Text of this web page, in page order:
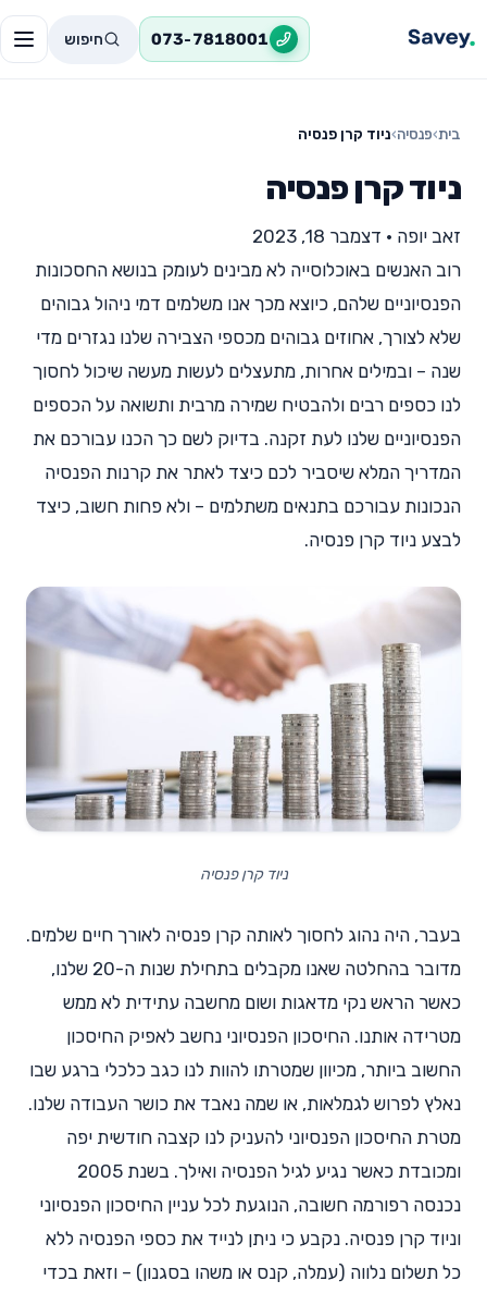
073-7818001 חיפוש
בית›פנסיה›ניוד קרן פנסיה
ניוד קרן פנסיה
זאב יופה • דצמבר 18, 2023
רוב האנשים באוכלוסייה לא מבינים לעומק בנושא החסכונות
הפנסיוניים שלהם, כיוצא מכך אנו משלמים דמי ניהול גבוהים
שלא לצורך, אחוזים גבוהים מכספי הצבירה שלנו נגזרים מדי
שנה – ובמילים אחרות, מתעצלים לעשות מעשה שיכול לחסוך
לנו כספים רבים ולהבטיח שמירה מרבית ותשואה על הכספים
הפנסיוניים שלנו לעת זקנה. בדיוק לשם כך הכנו עבורכם את
המדריך המלא שיסביר לכם כיצד לאתר את קרנות הפנסיה
הנכונות עבורכם בתנאים משתלמים – ולא פחות חשוב, כיצד
לבצע ניוד קרן פנסיה.
ניוד קרן פנסיה
בעבר, היה נהוג לחסוך לאותה קרן פנסיה לאורך חיים שלמים.
מדובר בהחלטה שאנו מקבלים בתחילת שנות ה-20 שלנו,
כאשר הראש נקי מדאגות ושום מחשבה עתידית לא ממש
מטרידה אותנו. החיסכון הפנסיוני נחשב לאפיק החיסכון
החשוב ביותר, מכיוון שמטרתו להוות לנו כגב כלכלי ברגע שבו
נאלץ לפרוש לגמלאות, או שמה נאבד את כושר העבודה שלנו.
מטרת החיסכון הפנסיוני להעניק לנו קצבה חודשית יפה
ומכובדת כאשר נגיע לגיל הפנסיה ואילך. בשנת 2005
נכנסה רפורמה חשובה, הנוגעת לכל עניין החיסכון הפנסיוני
וניוד קרן פנסיה. נקבע כי ניתן לנייד את כספי הפנסיה ללא
כל תשלום נלווה (עמלה, קנס או משהו בסגנון) – וזאת בכדי